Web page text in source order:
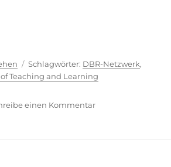
mehr“
Schlagwörter
DBR-Netzwerk,
Teaching and Learning
einen Kommentarzu